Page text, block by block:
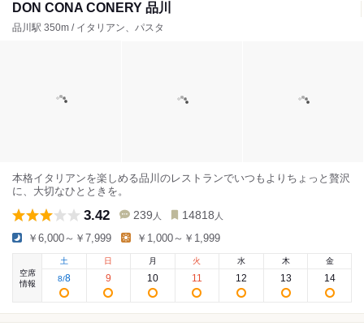
DON CONA CONERY 品川
品川駅 350m / イタリアン、パスタ
本格イタリアンを楽しめる品川のレストランでいつもよりちょっと贅沢
に、大切なひとときを。
3.42 239 人 14818 人
￥6,000～￥7,999 ￥1,000～￥1,999
空席
情報
土
8/8
日
9
月
10
火
11
水
12
木
13
金
14